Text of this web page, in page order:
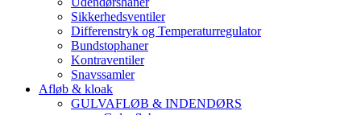
Sikkerhedsventiler
Differenstryk og Temperaturregulator
Bundstophaner
Kontraventiler
Snavssamler
Afløb & kloak
GULVAFLØB & INDENDØRS